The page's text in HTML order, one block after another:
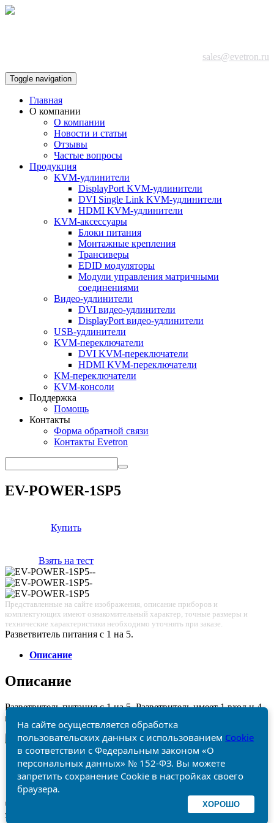
sales@evetron.ru
Toggle navigation
Главная
О компании
О компании
Новости и статьи
Отзывы
Частые вопросы
Продукция
KVM-удлинители
DisplayPort KVM-удлинители
DVI Single Link KVM-удлинители
HDMI KVM-удлинители
KVM-аксессуары
Блоки питания
Монтажные крепления
Трансиверы
EDID модуляторы
Модули управления матричными
соединениями
Видео-удлинители
DVI видео-удлинители
DisplayPort видео-удлинители
USB-удлинители
KVM-переключатели
DVI KVM-переключатели
HDMI KVM-переключатели
KM-переключатели
KVM-консоли
Поддержка
Помощь
Контакты
Форма обратной связи
Контакты Evetron
EV-POWER-1SP5
Купить
Взять на тест
Представленные на сайте изображения, описание приборов и
комплектующих имеют ознакомительный характер, точные размеры и
технические характеристики необходимо уточнять при заказе.
Разветвитель питания с 1 на 5.
Описание
Описание
Разветвитель питания с 1 на 5. Разветвитель имеет 1 вход и 4
выхода DC.
Отказ от ответственности
Политика конфиденциальности
Карта сайта
© 2014-2026, ООО «Видео Медиа Групп». Все права
защищены.